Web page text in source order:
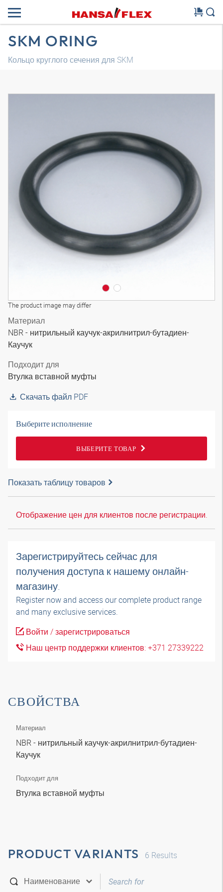
SKM ORING
Кольцо круглого сечения для SKM
The product image may differ
Материал
NBR - нитрильный каучук-акрилнитрил-бутадиен-
Каучук
Подходит для
Втулка вставной муфты
Скачать файл PDF
Выберите исполнение
ВЫБЕРИТЕ ТОВАР
Показать таблицу товаров
Отображение цен для клиентов после регистрации.
Зарегистрируйтесь сейчас для
получения доступа к нашему онлайн-
магазину.
Register now and access our complete product range
and many exclusive services.
Войти / зарегистрироваться
Наш центр поддержки клиентов: +371 27339222
СВОЙСТВА
Материал
NBR - нитрильный каучук-акрилнитрил-бутадиен-
Каучук
Подходит для
Втулка вставной муфты
PRODUCT VARIANTS 6 Results